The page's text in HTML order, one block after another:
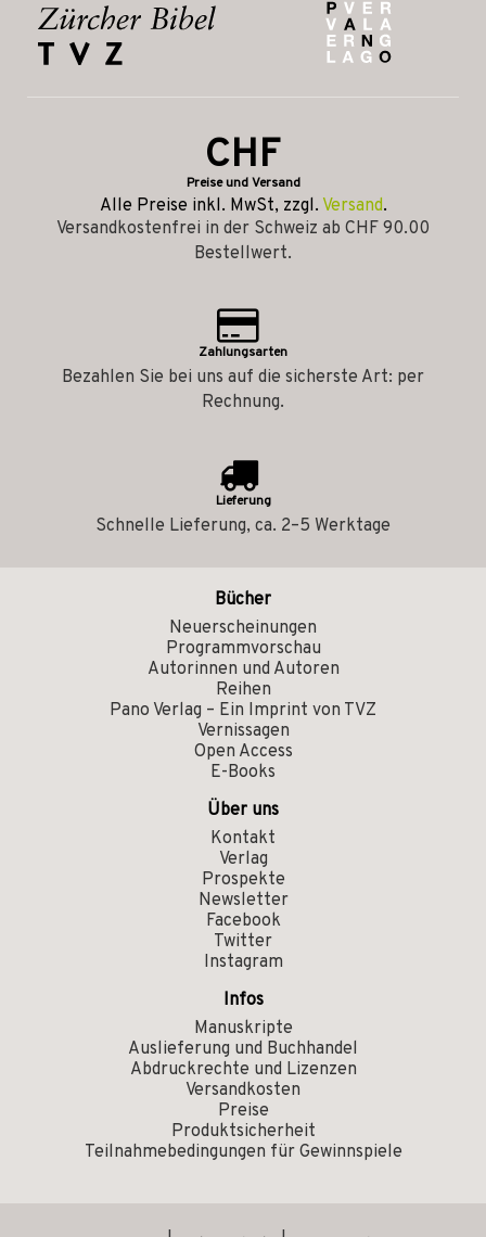
CHF
Preise und Versand
Alle Preise inkl. MwSt, zzgl. Versand.
Versandkostenfrei in der Schweiz ab CHF 90.00
Bestellwert.
Zahlungsarten
Bezahlen Sie bei uns auf die sicherste Art: per
Rechnung.
Lieferung
Schnelle Lieferung, ca. 2–5 Werktage
Bücher
Neuerscheinungen
Programmvorschau
Autorinnen und Autoren
Reihen
Pano Verlag – Ein Imprint von TVZ
Vernissagen
Open Access
E-Books
Über uns
Kontakt
Verlag
Prospekte
Newsletter
Facebook
Twitter
Instagram
Infos
Manuskripte
Auslieferung und Buchhandel
Abdruckrechte und Lizenzen
Versandkosten
Preise
Produktsicherheit
Teilnahmebedingungen für Gewinnspiele